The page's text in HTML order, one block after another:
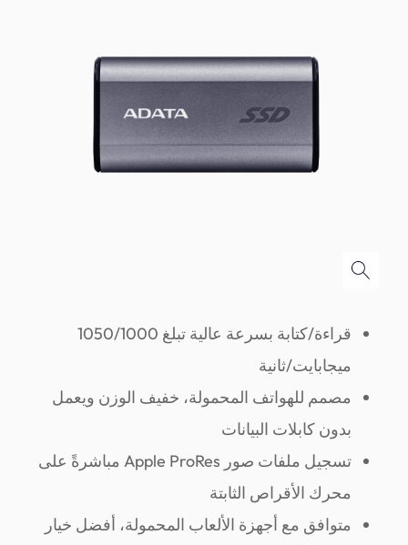
قراءة/كتابة بسرعة عالية تبلغ 1050/1000
ميجابايت/ثانية
مصمم للهواتف المحمولة، خفيف الوزن ويعمل
بدون كابلات البيانات
تسجيل ملفات صور Apple ProRes مباشرةً على
محرك الأقراص الثابتة
متوافق مع أجهزة الألعاب المحمولة، أفضل خيار